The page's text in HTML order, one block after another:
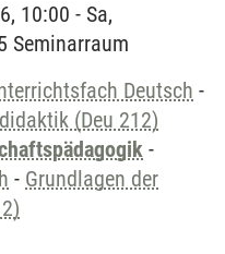
10:00 - Sa,
Seminarraum
Deutsch -
(Deu 212)
-
- Grundlagen der